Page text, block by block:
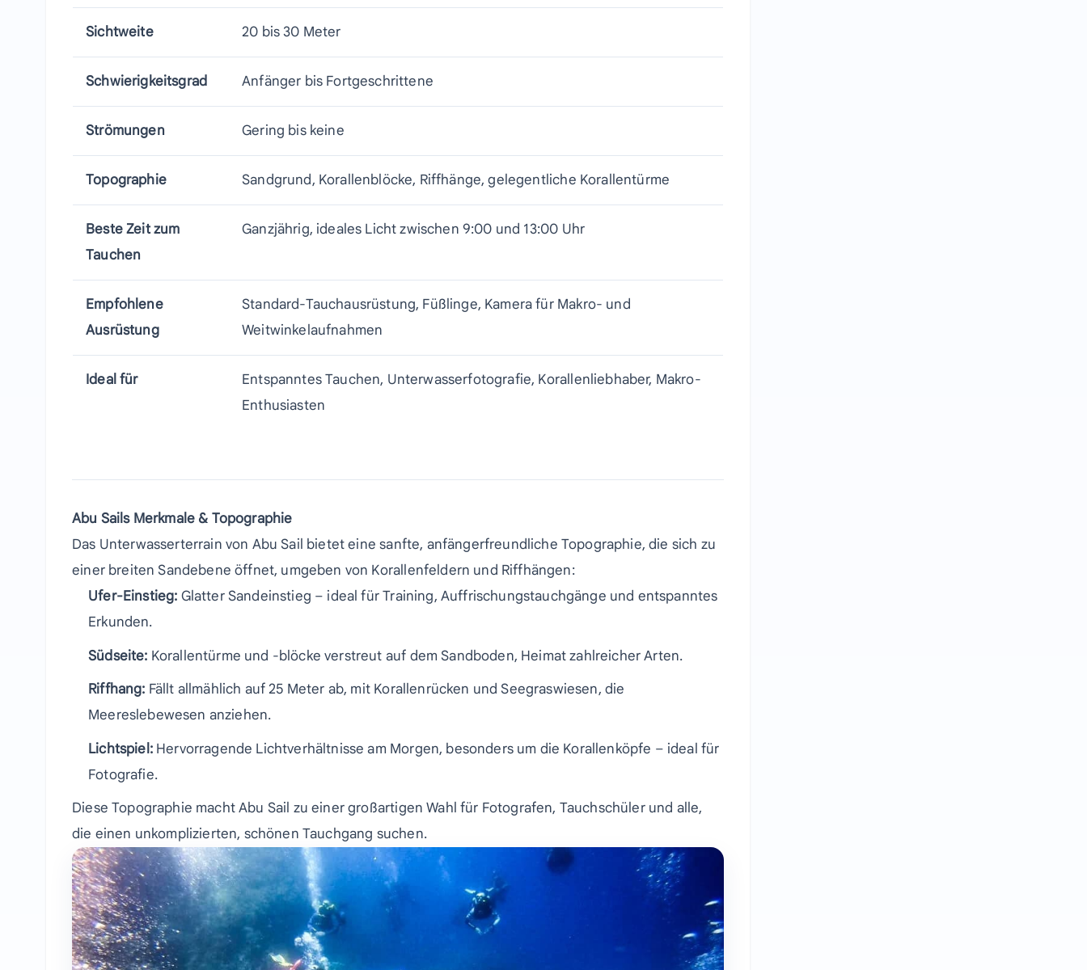
Sichtweite 20 bis 30 Meter
Schwierigkeitsgrad Anfänger bis Fortgeschrittene
Strömungen Gering bis keine
Topographie Sandgrund, Korallenblöcke, Riffhänge, gelegentliche Korallentürme
Beste Zeit zum
Tauchen
Ganzjährig, ideales Licht zwischen 9:00 und 13:00 Uhr
Empfohlene
Ausrüstung
Standard-Tauchausrüstung, Füßlinge, Kamera für Makro- und
Weitwinkelaufnahmen
Ideal für
Entspanntes Tauchen, Unterwasserfotografie, Korallenliebhaber, Makro-
Enthusiasten
Abu Sails Merkmale & Topographie
Das Unterwasserterrain von Abu Sail bietet eine sanfte, anfängerfreundliche Topographie, die sich zu
einer breiten Sandebene öffnet, umgeben von Korallenfeldern und Riffhängen:
Ufer-Einstieg: Glatter Sandeinstieg – ideal für Training, Auffrischungstauchgänge und entspanntes
Erkunden.
Südseite: Korallentürme und -blöcke verstreut auf dem Sandboden, Heimat zahlreicher Arten.
Riffhang: Fällt allmählich auf 25 Meter ab, mit Korallenrücken und Seegraswiesen, die
Meereslebewesen anziehen.
Lichtspiel:Hervorragende Lichtverhältnisse am Morgen, besonders um die Korallenköpfe – ideal für
Fotografie.
Diese Topographie macht Abu Sail zu einer großartigen Wahl für Fotografen, Tauchschüler und alle,
die einen unkomplizierten, schönen Tauchgang suchen.